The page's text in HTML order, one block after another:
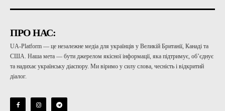
ПРО НАС:
UA-Platform — це незалежне медіа для українців у Великій Британії, Канаді та
США. Наша мета — бути джерелом якісної інформації, яка підтримує, об’єднує
та надихає українську діаспору. Ми віримо у силу слова, чесність і відкритий
діалог.